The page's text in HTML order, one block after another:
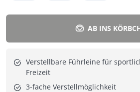
AB INS
Verstellbare Führleine für
Freizeit
3-fache Verstellmöglichkeit